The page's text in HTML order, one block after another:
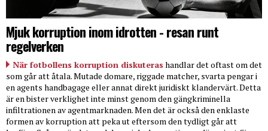
Mjuk korruption inom idrotten - resan runt
regelverken
När fotbollens korruption diskuteras handlar det oftast om det
som går att åtala. Mutade domare, riggade matcher, svarta pengar i
en agents handbagage eller annat direkt juridiskt klandervärt. Detta
är en bister verklighet inte minst genom den gängkriminella
infiltrationen av agentmarknaden. Men det är också den enklaste
formen av korruption att peka ut eftersom den tydligt går att